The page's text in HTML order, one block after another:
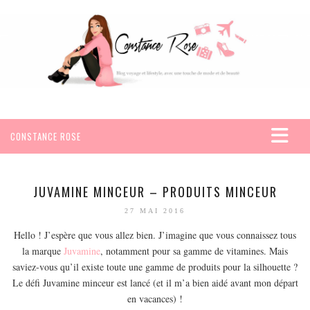
CONSTANCE ROSE
VOYAGES
SEYCHELLES
AMÉRIQUE
JUVAMINE MINCEUR – PRODUITS MINCEUR
27 MAI 2016
Hello ! J’espère que vous allez bien. J’imagine que vous connaissez tous
la marque Juvamine, notamment pour sa gamme de vitamines. Mais
saviez-vous qu’il existe toute une gamme de produits pour la silhouette ?
Le défi Juvamine minceur est lancé (et il m’a bien aidé avant mon départ
en vacances) !